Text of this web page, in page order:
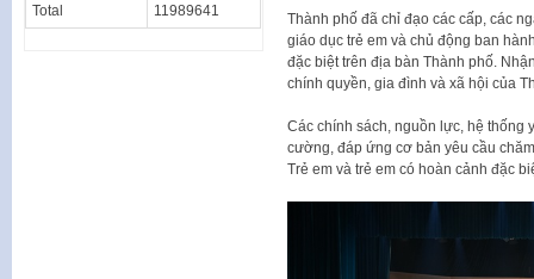
Thành phố đã chỉ đạo các cấp, các
giáo dục trẻ em và chủ động ban
đặc biệt trên địa bàn Thành phố.
chính quyền, gia đình và xã hội của
Các chính sách, nguồn lực, hệ thống
cường, đáp ứng cơ bản yêu cầu
Trẻ em và trẻ em có hoàn cảnh đặc
Total 11989641